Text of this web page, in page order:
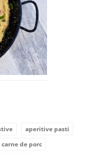
aperitive pasti
carne de porc